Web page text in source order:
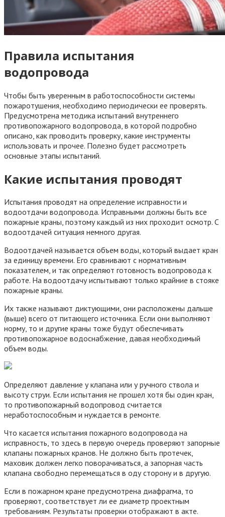
Правила испытания
водопровода
Чтобы быть уверенным в работоспособности системы
пожаротушения, необходимо периодически ее проверять.
Предусмотрена методика испытаний внутреннего
противопожарного водопровода, в которой подробно
описано, как проводить проверку, какие инструменты
использовать и прочее. Полезно будет рассмотреть
основные этапы испытаний.
Какие испытания проводят
Испытания проводят на определение исправности и
водоотдачи водопровода. Исправными должны быть все
пожарные краны, поэтому каждый из них проходит осмотр. С
водоотдачей ситуация немного другая.
Водоотдачей называется объем воды, который выдает кран
за единицу времени. Его сравнивают с нормативным
показателем, и так определяют готовность водопровода к
работе. На водоотдачу испытывают только крайние в стояке
пожарные краны.
Их также называют диктующими, они расположены дальше
(выше) всего от питающего источника. Если они выполняют
норму, то и другие краны тоже будут обеспечивать
противопожарное водоснабжение, давая необходимый
объем воды.
Определяют давление у клапана или у ручного ствола и
высоту струи. Если испытания не прошел хотя бы один кран,
то противопожарный водопровод считается
неработоспособным и нуждается в ремонте.
Что касается испытания пожарного водопровода на
исправность, то здесь в первую очередь проверяют запорные
клапаны пожарных кранов. Не должно быть протечек,
маховик должен легко поворачиваться, а запорная часть
клапана свободно перемещаться в оду сторону и в другую.
Если в пожарном кране предусмотрена диафрагма, то
проверяют, соответствует ли ее диаметр проектным
требованиям. Результаты проверки отображают в акте.